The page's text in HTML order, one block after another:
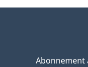
Abonnement